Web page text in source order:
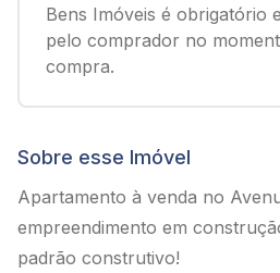
Bens Imóveis é obrigatório
pelo comprador no
compra.
Sobre esse Imóvel
Apartamento à venda no
empreendimento em
padrão construtivo!